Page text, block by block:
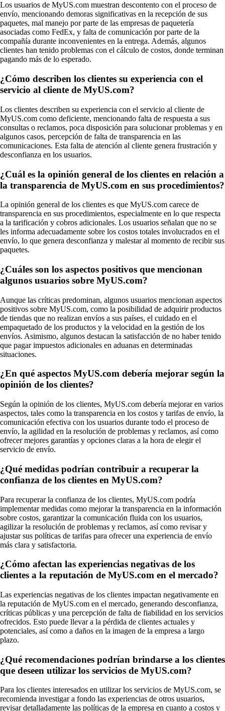
Los usuarios de MyUS.com muestran descontento con el proceso de
envío, mencionando demoras significativas en la recepción de sus
paquetes, mal manejo por parte de las empresas de paquetería
asociadas como FedEx, y falta de comunicación por parte de la
compañía durante inconvenientes en la entrega. Además, algunos
clientes han tenido problemas con el cálculo de costos, donde terminan
pagando más de lo esperado.
¿Cómo describen los clientes su experiencia con el
servicio al cliente de MyUS.com?
Los clientes describen su experiencia con el servicio al cliente de
MyUS.com como deficiente, mencionando falta de respuesta a sus
consultas o reclamos, poca disposición para solucionar problemas y en
algunos casos, percepción de falta de transparencia en las
comunicaciones. Esta falta de atención al cliente genera frustración y
desconfianza en los usuarios.
¿Cuál es la opinión general de los clientes en relación a
la transparencia de MyUS.com en sus procedimientos?
La opinión general de los clientes es que MyUS.com carece de
transparencia en sus procedimientos, especialmente en lo que respecta
a la tarificación y cobros adicionales. Los usuarios señalan que no se
les informa adecuadamente sobre los costos totales involucrados en el
envío, lo que genera desconfianza y malestar al momento de recibir sus
paquetes.
¿Cuáles son los aspectos positivos que mencionan
algunos usuarios sobre MyUS.com?
Aunque las críticas predominan, algunos usuarios mencionan aspectos
positivos sobre MyUS.com, como la posibilidad de adquirir productos
de tiendas que no realizan envíos a sus países, el cuidado en el
empaquetado de los productos y la velocidad en la gestión de los
envíos. Asimismo, algunos destacan la satisfacción de no haber tenido
que pagar impuestos adicionales en aduanas en determinadas
situaciones.
¿En qué aspectos MyUS.com debería mejorar según la
opinión de los clientes?
Según la opinión de los clientes, MyUS.com debería mejorar en varios
aspectos, tales como la transparencia en los costos y tarifas de envío, la
comunicación efectiva con los usuarios durante todo el proceso de
envío, la agilidad en la resolución de problemas y reclamos, así como
ofrecer mejores garantías y opciones claras a la hora de elegir el
servicio de envío.
¿Qué medidas podrían contribuir a recuperar la
confianza de los clientes en MyUS.com?
Para recuperar la confianza de los clientes, MyUS.com podría
implementar medidas como mejorar la transparencia en la información
sobre costos, garantizar la comunicación fluida con los usuarios,
agilizar la resolución de problemas y reclamos, así como revisar y
ajustar sus políticas de tarifas para ofrecer una experiencia de envío
más clara y satisfactoria.
¿Cómo afectan las experiencias negativas de los
clientes a la reputación de MyUS.com en el mercado?
Las experiencias negativas de los clientes impactan negativamente en
la reputación de MyUS.com en el mercado, generando desconfianza,
críticas públicas y una percepción de falta de fiabilidad en los servicios
ofrecidos. Esto puede llevar a la pérdida de clientes actuales y
potenciales, así como a daños en la imagen de la empresa a largo
plazo.
¿Qué recomendaciones podrían brindarse a los clientes
que deseen utilizar los servicios de MyUS.com?
Para los clientes interesados en utilizar los servicios de MyUS.com, se
recomienda investigar a fondo las experiencias de otros usuarios,
revisar detalladamente las políticas de la empresa en cuanto a costos y